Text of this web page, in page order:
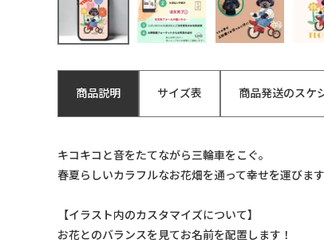
商品説明 サイズ表 商品発送のスケ
キコキコと音をたてながら三輪車をこぐ。
春夏らしいカラフルなお花畑を通って幸せを運びます
【イラスト内のカスタマイズについて】
お花とのバランスを見てお名前を配置します！